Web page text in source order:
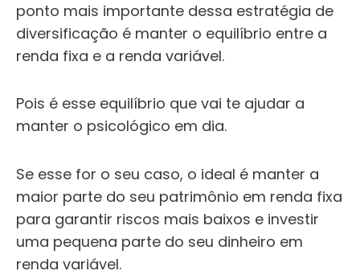
ponto mais importante dessa estratégia de
diversificação é manter o equilíbrio entre a
renda fixa e a renda variável.
Pois é esse equilíbrio que vai te ajudar a
manter o psicológico em dia.
Se esse for o seu caso, o ideal é manter a
maior parte do seu patrimônio em renda fixa
para garantir riscos mais baixos e investir
uma pequena parte do seu dinheiro em
renda variável.